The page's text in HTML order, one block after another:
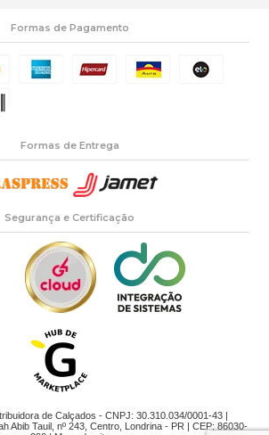
Formas de Pagamento
Formas de Entrega
Segurança e Certificação
de Calçados - CNPJ: 30.310.034/0001-43 |
Abib Tauil, nº 243, Centro, Londrina - PR | CEP: 86030-